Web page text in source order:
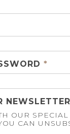
*
NEWSLETTER
OUR
CAN